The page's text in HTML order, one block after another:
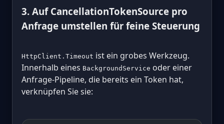
3. Auf CancellationTokenSource pro
Anfrage umstellen für feine Steuerung
HttpClient.Timeout ist ein grobes Werkzeug.
Innerhalb eines BackgroundService oder einer
Anfrage-Pipeline, die bereits ein Token hat,
verknüpfen Sie sie: